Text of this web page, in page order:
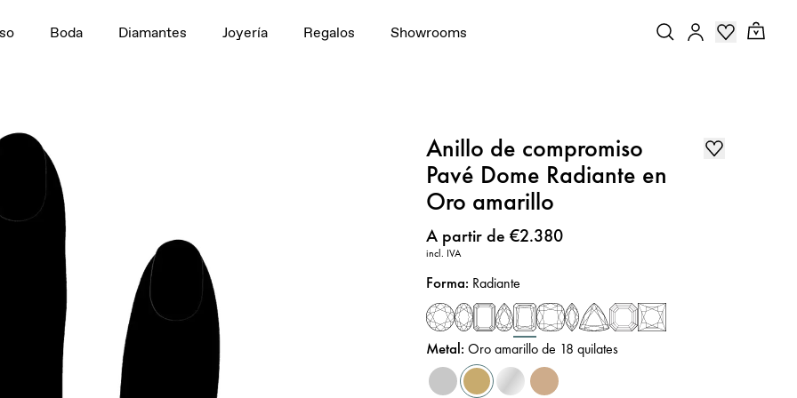
Boda Diamantes Joyería Regalos Showrooms
Anillo de compromiso
Pavé Dome Radiante en
Oro amarillo
Precio:
A partir de €2.380
incl. IVA
Forma: Radiante
Metal:Oro amarillo de 18 quilates